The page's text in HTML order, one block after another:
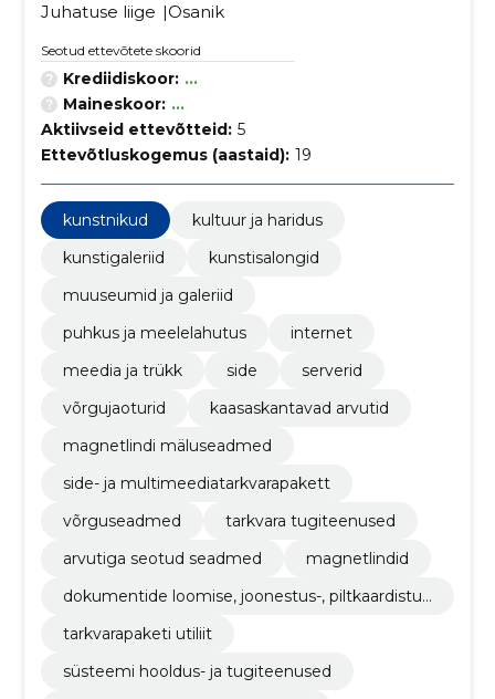
Juhatuse liige
Osanik
Seotud ettevõtete skoorid
Krediidiskoor: ...
Maineskoor: ...
Aktiivseid ettevõtteid: 5
Ettevõtluskogemus (aastaid): 19
kunstnikud
kultuur ja haridus
kunstigaleriid
kunstisalongid
muuseumid ja galeriid
puhkus ja meelelahutus
internet
meedia ja trükk
side
serverid
võrgujaoturid
kaasaskantavad arvutid
magnetlindi mäluseadmed
side- ja multimeediatarkvarapakett
võrguseadmed
tarkvara tugiteenused
arvutiga seotud seadmed
magnetlindid
dokumentide loomise, joonestus-, piltkaardistus
tarkvarapaketi utiliit
süsteemi hooldus- ja tugiteenused